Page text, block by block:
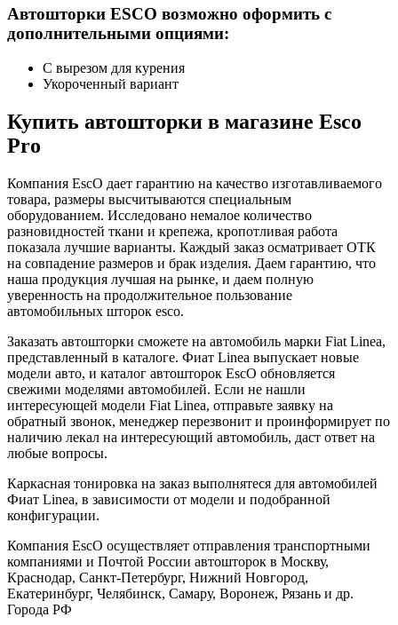
Автошторки ESCO возможно оформить с
дополнительными опциями:
С вырезом для курения
Укороченный вариант
Купить автошторки в магазине Esco
Pro
Компания EscO дает гарантию на качество изготавливаемого
товара, размеры высчитываются специальным
оборудованием. Исследовано немалое количество
разновидностей ткани и крепежа, кропотливая работа
показала лучшие варианты. Каждый заказ осматривает ОТК
на совпадение размеров и брак изделия. Даем гарантию, что
наша продукция лучшая на рынке, и даем полную
уверенность на продолжительное пользование
автомобильных шторок esco.
Заказать автошторки сможете на автомобиль марки Fiat Linea,
представленный в каталоге. Фиат Linea выпускает новые
модели авто, и каталог автошторок EscO обновляется
свежими моделями автомобилей. Если не нашли
интересующей модели Fiat Linea, отправьте заявку на
обратный звонок, менеджер перезвонит и проинформирует по
наличию лекал на интересующий автомобиль, даст ответ на
любые вопросы.
Каркасная тонировка на заказ выполнятеся для автомобилей
Фиат Linea, в зависимости от модели и подобранной
конфигурации.
Компания EscO осуществляет отправления транспортными
компаниями и Почтой России автошторок в Москву,
Краснодар, Санкт-Петербург, Нижний Новгород,
Екатеринбург, Челябинск, Самару, Воронеж, Рязань и др.
Города РФ